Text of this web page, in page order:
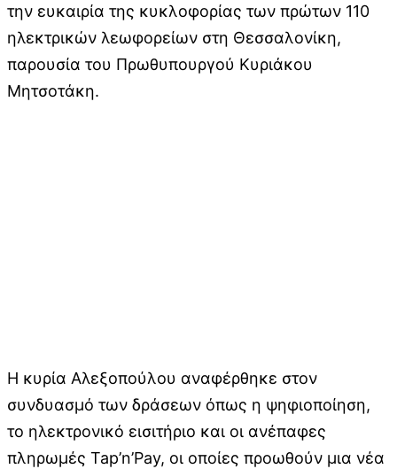
την ευκαιρία της κυκλοφορίας των πρώτων 110
ηλεκτρικών λεωφορείων στη Θεσσαλονίκη,
παρουσία του Πρωθυπουργού Κυριάκου
Μητσοτάκη.
Η κυρία Αλεξοπούλου αναφέρθηκε στον
συνδυασμό των δράσεων όπως η ψηφιοποίηση,
το ηλεκτρονικό εισιτήριο και οι ανέπαφες
πληρωμές Tap’n’Pay, οι οποίες προωθούν μια νέα